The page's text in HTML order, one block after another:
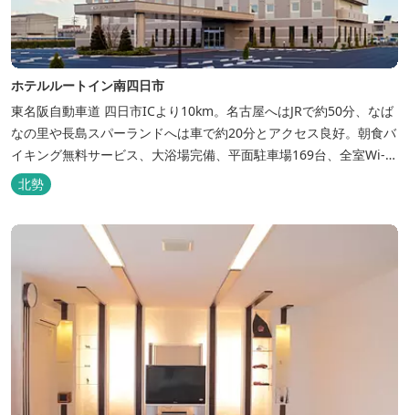
ホテルルートイン南四日市
東名阪自動車道 四日市ICより10km。名古屋へはJRで約50分、なば
なの里や長島スパーランドへは車で約20分とアクセス良好。朝食バ
イキング無料サービス、大浴場完備、平面駐車場169台、全室Wi-Fi
完備。ビジネスにも観光にもご利用頂ける快適なホテルライフをご
提供します。
北勢